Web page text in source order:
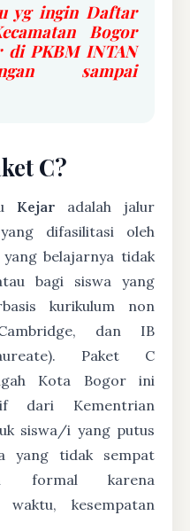
yg ingin Daftar
Bogor
di PKBM INTAN
sampai
C?
Kejar adalah jalur
difasilitasi oleh
belajarnya tidak
bagi siswa yang
kurikulum non
dan IB
Paket C
Kota Bogor ini
dari Kementrian
siswa/i yang putus
yang tidak sempat
formal karena
waktu, kesempatan